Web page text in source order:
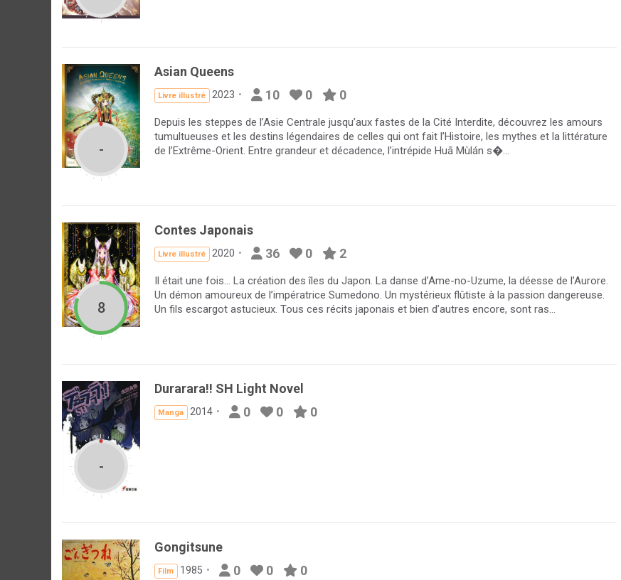
-
Asian Queens
Livre illustré 2023 10 0 0
Depuis les steppes de l’Asie Centrale jusqu’aux fastes de la Cité Interdite, découvrez les amours
tumultueuses et les destins légendaires de celles qui ont fait l’Histoire, les mythes et la littérature
de l’Extrême-Orient. Entre grandeur et décadence, l’intrépide Huā Mùlán s�...
8
Contes Japonais
Livre illustré 2020 36 0 2
Il était une fois… La création des îles du Japon. La danse d’Ame-no-Uzume, la déesse de l’Aurore.
Un démon amoureux de l’impératrice Sumedono. Un mystérieux flûtiste à la passion dangereuse.
Un fils escargot astucieux. Tous ces récits japonais et bien d’autres encore, sont ras...
-
Durarara!! SH Light Novel
Manga 2014 0 0 0
Gongitsune
Film 1985 0 0 0